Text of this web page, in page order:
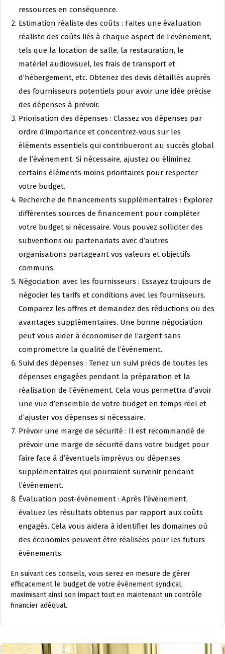
ressources en conséquence.
Estimation réaliste des coûts : Faites une évaluation
réaliste des coûts liés à chaque aspect de l’événement,
tels que la location de salle, la restauration, le
matériel audiovisuel, les frais de transport et
d’hébergement, etc. Obtenez des devis détaillés auprès
des fournisseurs potentiels pour avoir une idée précise
des dépenses à prévoir.
Priorisation des dépenses : Classez vos dépenses par
ordre d’importance et concentrez-vous sur les
éléments essentiels qui contribueront au succès global
de l’événement. Si nécessaire, ajustez ou éliminez
certains éléments moins prioritaires pour respecter
votre budget.
Recherche de financements supplémentaires : Explorez
différentes sources de financement pour compléter
votre budget si nécessaire. Vous pouvez solliciter des
subventions ou partenariats avec d’autres
organisations partageant vos valeurs et objectifs
communs.
Négociation avec les fournisseurs : Essayez toujours de
négocier les tarifs et conditions avec les fournisseurs.
Comparez les offres et demandez des réductions ou des
avantages supplémentaires. Une bonne négociation
peut vous aider à économiser de l’argent sans
compromettre la qualité de l’événement.
Suivi des dépenses : Tenez un suivi précis de toutes les
dépenses engagées pendant la préparation et la
réalisation de l’événement. Cela vous permettra d’avoir
une vue d’ensemble de votre budget en temps réel et
d’ajuster vos dépenses si nécessaire.
Prévoir une marge de sécurité : Il est recommandé de
prévoir une marge de sécurité dans votre budget pour
faire face à d’éventuels imprévus ou dépenses
supplémentaires qui pourraient survenir pendant
l’événement.
Évaluation post-événement : Après l’événement,
évaluez les résultats obtenus par rapport aux coûts
engagés. Cela vous aidera à identifier les domaines où
des économies peuvent être réalisées pour les futurs
événements.
En suivant ces conseils, vous serez en mesure de gérer
efficacement le budget de votre événement syndical,
maximisant ainsi son impact tout en maintenant un contrôle
financier adéquat.